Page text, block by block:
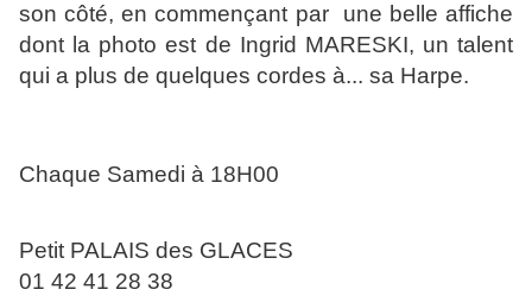
son côté, en commençant par une belle affiche
dont la photo est de Ingrid MARESKI, un talent
qui a plus de quelques cordes à... sa Harpe.
Chaque Samedi à 18H00
Petit PALAIS des GLACES
01 42 41 28 38